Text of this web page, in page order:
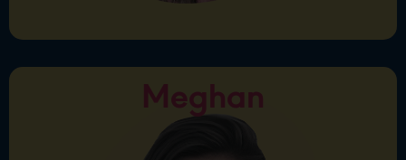
Meghan